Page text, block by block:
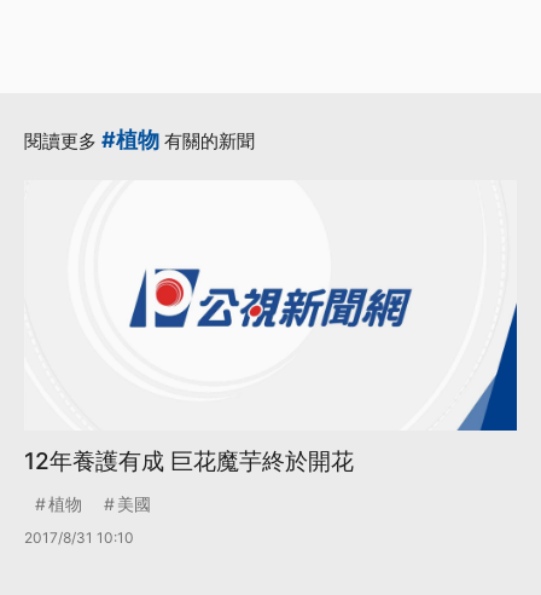
閱讀更多 #植物 有關的新聞
12年養護有成 巨花魔芋終於開花
植物 美國
2017/8/31 10:10